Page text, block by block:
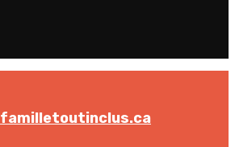
familletoutinclus.ca